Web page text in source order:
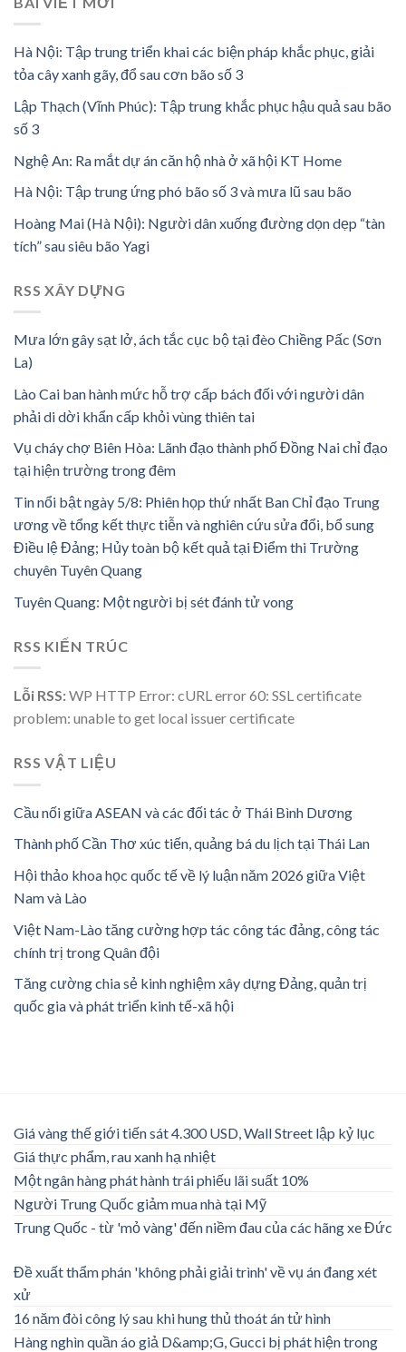
Hà Nội: Tập trung triển khai các biện pháp khắc phục, giải
tỏa cây xanh gãy, đổ sau cơn bão số 3
Lập Thạch (Vĩnh Phúc): Tập trung khắc phục hậu quả sau bão
số 3
Nghệ An: Ra mắt dự án căn hộ nhà ở xã hội KT Home
Hà Nội: Tập trung ứng phó bão số 3 và mưa lũ sau bão
Hoàng Mai (Hà Nội): Người dân xuống đường dọn dẹp “tàn
tích” sau siêu bão Yagi
RSS XÂY DỰNG
Mưa lớn gây sạt lở, ách tắc cục bộ tại đèo Chiềng Pấc (Sơn
La)
Lào Cai ban hành mức hỗ trợ cấp bách đối với người dân
phải di dời khẩn cấp khỏi vùng thiên tai
Vụ cháy chợ Biên Hòa: Lãnh đạo thành phố Đồng Nai chỉ đạo
tại hiện trường trong đêm
Tin nổi bật ngày 5/8: Phiên họp thứ nhất Ban Chỉ đạo Trung
ương về tổng kết thực tiễn và nghiên cứu sửa đổi, bổ sung
Điều lệ Đảng; Hủy toàn bộ kết quả tại Điểm thi Trường
chuyên Tuyên Quang
Tuyên Quang: Một người bị sét đánh tử vong
RSS KIẾN TRÚC
Lỗi RSS:WP HTTP Error: cURL error 60: SSL certificate
problem: unable to get local issuer certificate
RSS VẬT LIỆU
Cầu nối giữa ASEAN và các đối tác ở Thái Bình Dương
Thành phố Cần Thơ xúc tiến, quảng bá du lịch tại Thái Lan
Hội thảo khoa học quốc tế về lý luận năm 2026 giữa Việt
Nam và Lào
Việt Nam-Lào tăng cường hợp tác công tác đảng, công tác
chính trị trong Quân đội
Tăng cường chia sẻ kinh nghiệm xây dựng Đảng, quản trị
quốc gia và phát triển kinh tế-xã hội
Giá vàng thế giới tiến sát 4.300 USD, Wall Street lập kỷ lục
Giá thực phẩm, rau xanh hạ nhiệt
Một ngân hàng phát hành trái phiếu lãi suất 10%
Người Trung Quốc giảm mua nhà tại Mỹ
Trung Quốc - từ 'mỏ vàng' đến niềm đau của các hãng xe Đức
Đề xuất thẩm phán 'không phải giải trình' về vụ án đang xét
xử
16 năm đòi công lý sau khi hung thủ thoát án tử hình
Hàng nghìn quần áo giả D&amp;G, Gucci bị phát hiện trong